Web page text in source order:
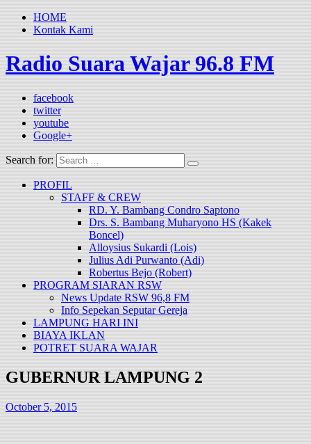
HOME
Kontak Kami
Radio Suara Wajar 96.8 FM
facebook
twitter
youtube
Google+
Search for:
PROFIL
STAFF & CREW
RD. Y. Bambang Condro Saptono
Drs. S. Bambang Muharyono HS (Kakek
Boncel)
Alloysius Sukardi (Lois)
Julius Adi Purwanto (Adi)
Robertus Bejo (Robert)
PROGRAM SIARAN RSW
News Update RSW 96,8 FM
Info Sepekan Seputar Gereja
LAMPUNG HARI INI
BIAYA IKLAN
POTRET SUARA WAJAR
GUBERNUR LAMPUNG 2
October 5, 2015